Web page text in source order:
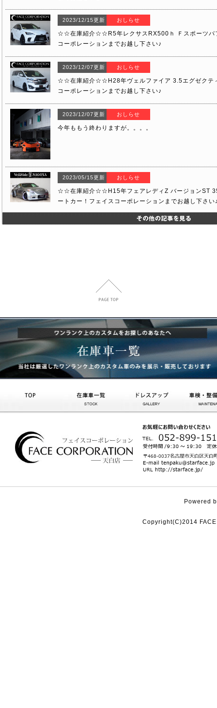
2023/12/15更新 おしらせ
☆☆在庫紹介☆☆R5年レクサスRX500ｈ Ｆスポーツパ
コーポレーションまでお越し下さい♪
2023/12/07更新 おしらせ
☆☆在庫紹介☆☆H28年ヴェルファイア 3.5エグゼクテ
コーポレーションまでお越し下さい♪
2023/12/07更新 おしらせ
今年ももう終わりますが。。。。
2023/05/15更新 おしらせ
☆☆在庫紹介☆☆H15年フェアレディZ バージョンST
ートカー！フェイスコーポレーションまでお越し下さい
Powered
Copyright(C)2014